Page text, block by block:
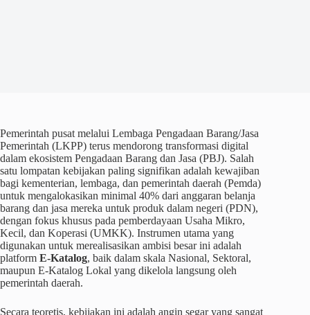
Pemerintah pusat melalui Lembaga Pengadaan Barang/Jasa
Pemerintah (LKPP) terus mendorong transformasi digital
dalam ekosistem Pengadaan Barang dan Jasa (PBJ). Salah
satu lompatan kebijakan paling signifikan adalah kewajiban
bagi kementerian, lembaga, dan pemerintah daerah (Pemda)
untuk mengalokasikan minimal 40% dari anggaran belanja
barang dan jasa mereka untuk produk dalam negeri (PDN),
dengan fokus khusus pada pemberdayaan Usaha Mikro,
Kecil, dan Koperasi (UMKK). Instrumen utama yang
digunakan untuk merealisasikan ambisi besar ini adalah
platform E-Katalog, baik dalam skala Nasional, Sektoral,
maupun E-Katalog Lokal yang dikelola langsung oleh
pemerintah daerah.
Secara teoretis, kebijakan ini adalah angin segar yang sangat